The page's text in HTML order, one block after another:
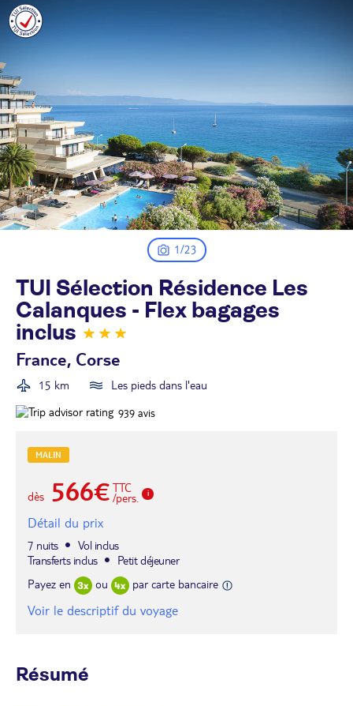
1/23
TUI Sélection Résidence Les
Calanques - Flex bagages
inclus
France, Corse
15 km Les pieds dans l'eau
939 avis
MALIN
dès 566€ TTC
/pers.
Détail du prix
7 nuits
Vol inclus
Transferts inclus
Petit déjeuner
Payez en
ou par carte bancaire
Voir le descriptif du voyage
Résumé